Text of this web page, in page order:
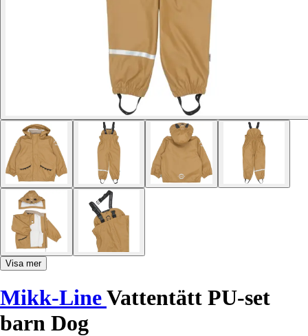
Visa mer
Mikk-LineVattentätt PU-set
barn Dog